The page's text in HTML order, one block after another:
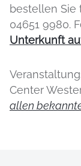
bestellen
04651 9980.
Unterkunft
Center
allen